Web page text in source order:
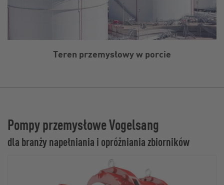
Teren przemysłowy w porcie
Pompy przemysłowe Vogelsang
dla branży napełniania i opróżniania zbiorników